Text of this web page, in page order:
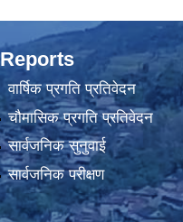
Reports
वार्षिक प्रगति प्रतिवेदन
चौमासिक प्रगति प्रतिवेदन
सार्वजनिक सुनुवाई
सार्वजनिक परीक्षण